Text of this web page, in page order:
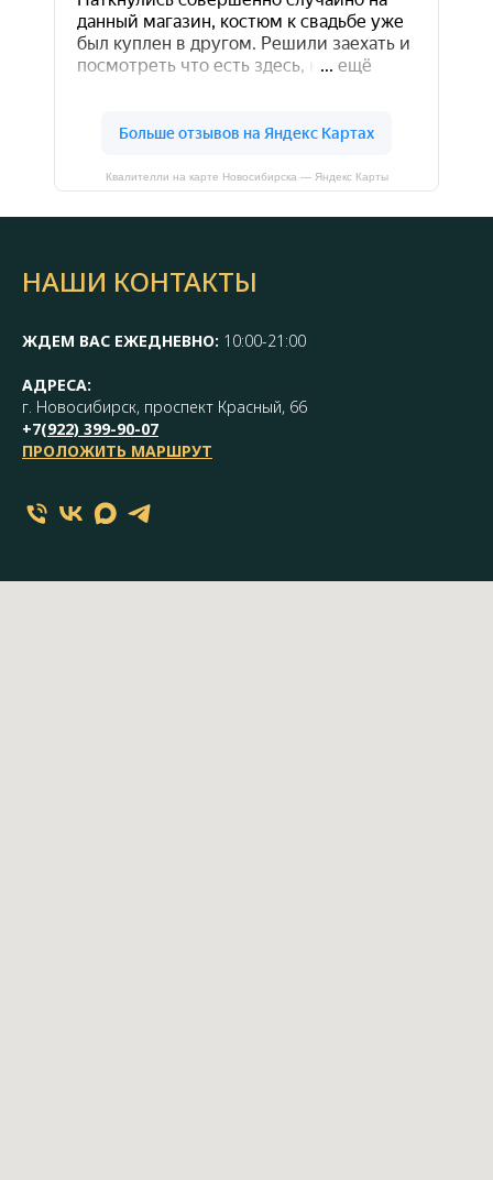
Квалителли на карте Новосибирска — Яндекс Карты
НАШИ КОНТАКТЫ
ЖДЕМ ВАС ЕЖЕДНЕВНО: 10:00-21:00
АДРЕСА:
г. Новосибирск, проспект Красный, 66
+7(922) 399-90-07
ПРОЛОЖИТЬ МАРШРУТ